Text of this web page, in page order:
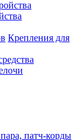
Крепления для
патч-корды